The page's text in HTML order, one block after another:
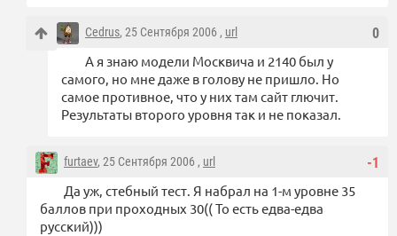
0
Cedrus, 25 Сентября 2006 , url
А я знаю модели Москвича и 2140 был у
самого, но мне даже в голову не пришло. Но
самое противное, что у них там сайт глючит.
Результаты второго уровня так и не показал.
-1
furtaev, 25 Сентября 2006 , url
Да уж, стебный тест. Я набрал на 1-м уровне 35
баллов при проходных 30(( То есть едва-едва
русский)))